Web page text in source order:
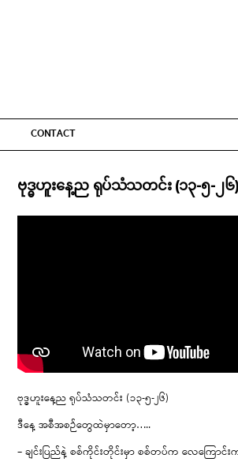
CONTACT
ဗုဒ္ဓဟူးနေ့ည ရုပ်သံသတင်း (၁၃-၅-၂၆)
ဗုဒ္ဓဟူးနေ့ည ရုပ်သံသတင်း (၁၃-၅-၂၆)
ဒီနေ့ အစီအစဉ်တွေထဲမှာတော့…..
– ချင်းပြည်နဲ့ စစ်ကိုင်းတိုင်းမှာ စစ်တပ်က လေကြောင်